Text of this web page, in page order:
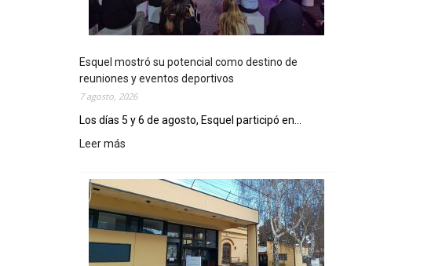
Esquel mostró su potencial como destino de
reuniones y eventos deportivos
7 agosto, 2026
Los días 5 y 6 de agosto, Esquel participó en...
Leer más
s
q
u
e
l
m